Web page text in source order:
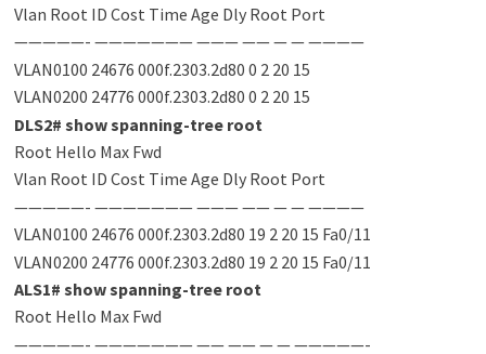
Vlan Root ID Cost Time Age Dly Root Port
—————- ——————— ——— —— — — ————
VLAN0100 24676 000f.2303.2d80 0 2 20 15
VLAN0200 24776 000f.2303.2d80 0 2 20 15
DLS2# show spanning-tree root
Root Hello Max Fwd
Vlan Root ID Cost Time Age Dly Root Port
—————- ——————— ——— —— — — ————
VLAN0100 24676 000f.2303.2d80 19 2 20 15 Fa0/11
VLAN0200 24776 000f.2303.2d80 19 2 20 15 Fa0/11
ALS1# show spanning-tree root
Root Hello Max Fwd
—————- ——————— —— —— — — —————-